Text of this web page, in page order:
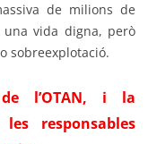
de milions de
una vida digna, però
sobreexplotació.
l’OTAN, i la
responsables